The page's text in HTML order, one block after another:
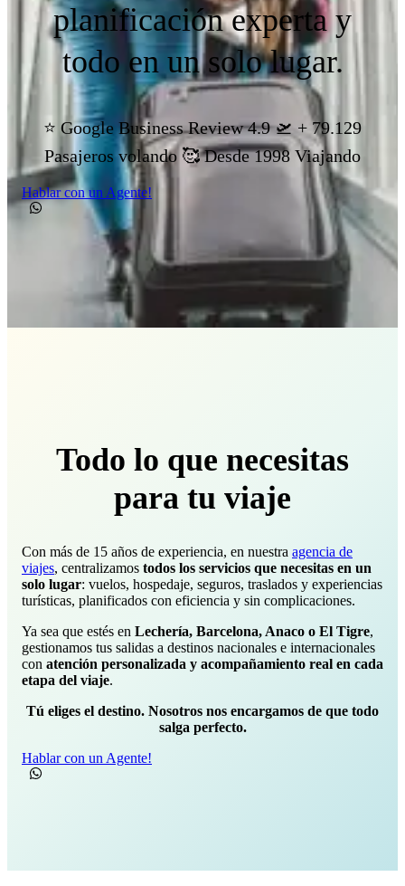
planificación experta y
todo en un solo lugar.
⭐ Google Business Review 4.9 🛫 + 79.129
Pasajeros volando 🥰 Desde 1998 Viajando
Hablar con un Agente!
Todo lo que necesitas
para tu viaje
Con más de 15 años de experiencia, en nuestra agencia de
viajes, centralizamos todos los servicios que necesitas en un
solo lugar: vuelos, hospedaje, seguros, traslados y experiencias
turísticas, planificados con eficiencia y sin complicaciones.
Ya sea que estés en Lechería, Barcelona, Anaco o El Tigre,
gestionamos tus salidas a destinos nacionales e internacionales
con atención personalizada y acompañamiento real en cada
etapa del viaje.
Tú eliges el destino. Nosotros nos encargamos de que todo
salga perfecto.
Hablar con un Agente!